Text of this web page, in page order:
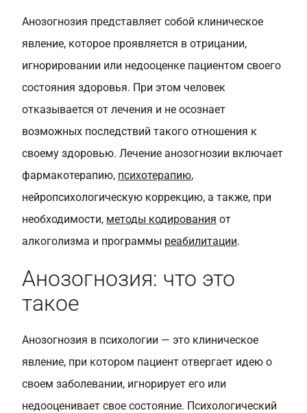
Анозогнозия представляет собой клиническое
явление, которое проявляется в отрицании,
игнорировании или недооценке пациентом своего
состояния здоровья. При этом человек
отказывается от лечения и не осознает
возможных последствий такого отношения к
своему здоровью. Лечение анозогнозии включает
фармакотерапию, психотерапию,
нейропсихологическую коррекцию, а также, при
необходимости, методы кодирования от
алкоголизма и программы реабилитации.
Анозогнозия: что это
такое
Анозогнозия в психологии — это клиническое
явление, при котором пациент отвергает идею о
своем заболевании, игнорирует его или
недооценивает свое состояние. Психологический